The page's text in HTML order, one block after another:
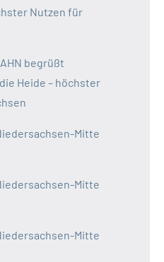
Nutzen für
begrüßt
Heide – höchster
Mitte
Mitte
Mitte